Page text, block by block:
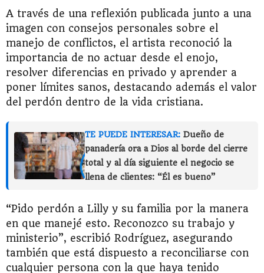
A través de una reflexión publicada junto a una
imagen con consejos personales sobre el
manejo de conflictos, el artista reconoció la
importancia de no actuar desde el enojo,
resolver diferencias en privado y aprender a
poner límites sanos, destacando además el valor
del perdón dentro de la vida cristiana.
TE PUEDE INTERESAR: Dueño de
panadería ora a Dios al borde del cierre
total y al día siguiente el negocio se
llena de clientes: “Él es bueno”
“Pido perdón a Lilly y su familia por la manera
en que manejé esto. Reconozco su trabajo y
ministerio”, escribió Rodríguez, asegurando
también que está dispuesto a reconciliarse con
cualquier persona con la que haya tenido